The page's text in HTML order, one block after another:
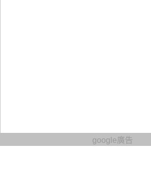
google廣告